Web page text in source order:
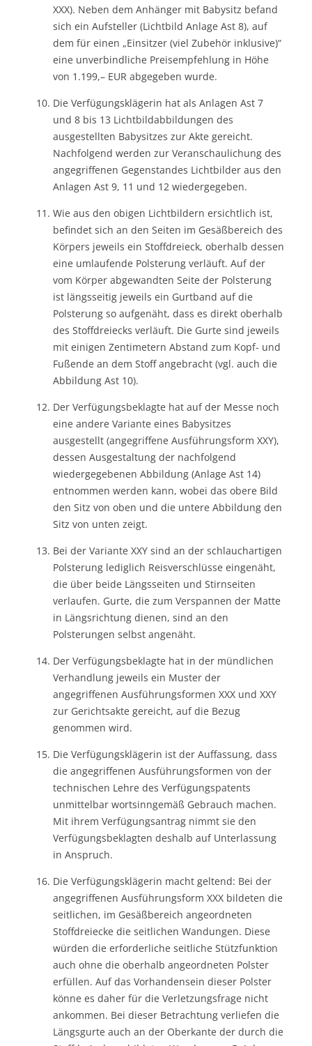
XXX). Neben dem Anhänger mit Babysitz befand
sich ein Aufsteller (Lichtbild Anlage Ast 8), auf
dem für einen „Einsitzer (viel Zubehör inklusive)“
eine unverbindliche Preisempfehlung in Höhe
von 1.199,– EUR abgegeben wurde.
Die Verfügungsklägerin hat als Anlagen Ast 7
und 8 bis 13 Lichtbildabbildungen des
ausgestellten Babysitzes zur Akte gereicht.
Nachfolgend werden zur Veranschaulichung des
angegriffenen Gegenstandes Lichtbilder aus den
Anlagen Ast 9, 11 und 12 wiedergegeben.
Wie aus den obigen Lichtbildern ersichtlich ist,
befindet sich an den Seiten im Gesäßbereich des
Körpers jeweils ein Stoffdreieck, oberhalb dessen
eine umlaufende Polsterung verläuft. Auf der
vom Körper abgewandten Seite der Polsterung
ist längsseitig jeweils ein Gurtband auf die
Polsterung so aufgenäht, dass es direkt oberhalb
des Stoffdreiecks verläuft. Die Gurte sind jeweils
mit einigen Zentimetern Abstand zum Kopf- und
Fußende an dem Stoff angebracht (vgl. auch die
Abbildung Ast 10).
Der Verfügungsbeklagte hat auf der Messe noch
eine andere Variante eines Babysitzes
ausgestellt (angegriffene Ausführungsform XXY),
dessen Ausgestaltung der nachfolgend
wiedergegebenen Abbildung (Anlage Ast 14)
entnommen werden kann, wobei das obere Bild
den Sitz von oben und die untere Abbildung den
Sitz von unten zeigt.
Bei der Variante XXY sind an der schlauchartigen
Polsterung lediglich Reisverschlüsse eingenäht,
die über beide Längsseiten und Stirnseiten
verlaufen. Gurte, die zum Verspannen der Matte
in Längsrichtung dienen, sind an den
Polsterungen selbst angenäht.
Der Verfügungsbeklagte hat in der mündlichen
Verhandlung jeweils ein Muster der
angegriffenen Ausführungsformen XXX und XXY
zur Gerichtsakte gereicht, auf die Bezug
genommen wird.
Die Verfügungsklägerin ist der Auffassung, dass
die angegriffenen Ausführungsformen von der
technischen Lehre des Verfügungspatents
unmittelbar wortsinngemäß Gebrauch machen.
Mit ihrem Verfügungsantrag nimmt sie den
Verfügungsbeklagten deshalb auf Unterlassung
in Anspruch.
Die Verfügungsklägerin macht geltend: Bei der
angegriffenen Ausführungsform XXX bildeten die
seitlichen, im Gesäßbereich angeordneten
Stoffdreiecke die seitlichen Wandungen. Diese
würden die erforderliche seitliche Stützfunktion
auch ohne die oberhalb angeordneten Polster
erfüllen. Auf das Vorhandensein dieser Polster
könne es daher für die Verletzungsfrage nicht
ankommen. Bei dieser Betrachtung verliefen die
Längsgurte auch an der Oberkante der durch die